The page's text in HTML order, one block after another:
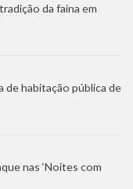
da faina em
de habitação pública de
nas ‘Noites com